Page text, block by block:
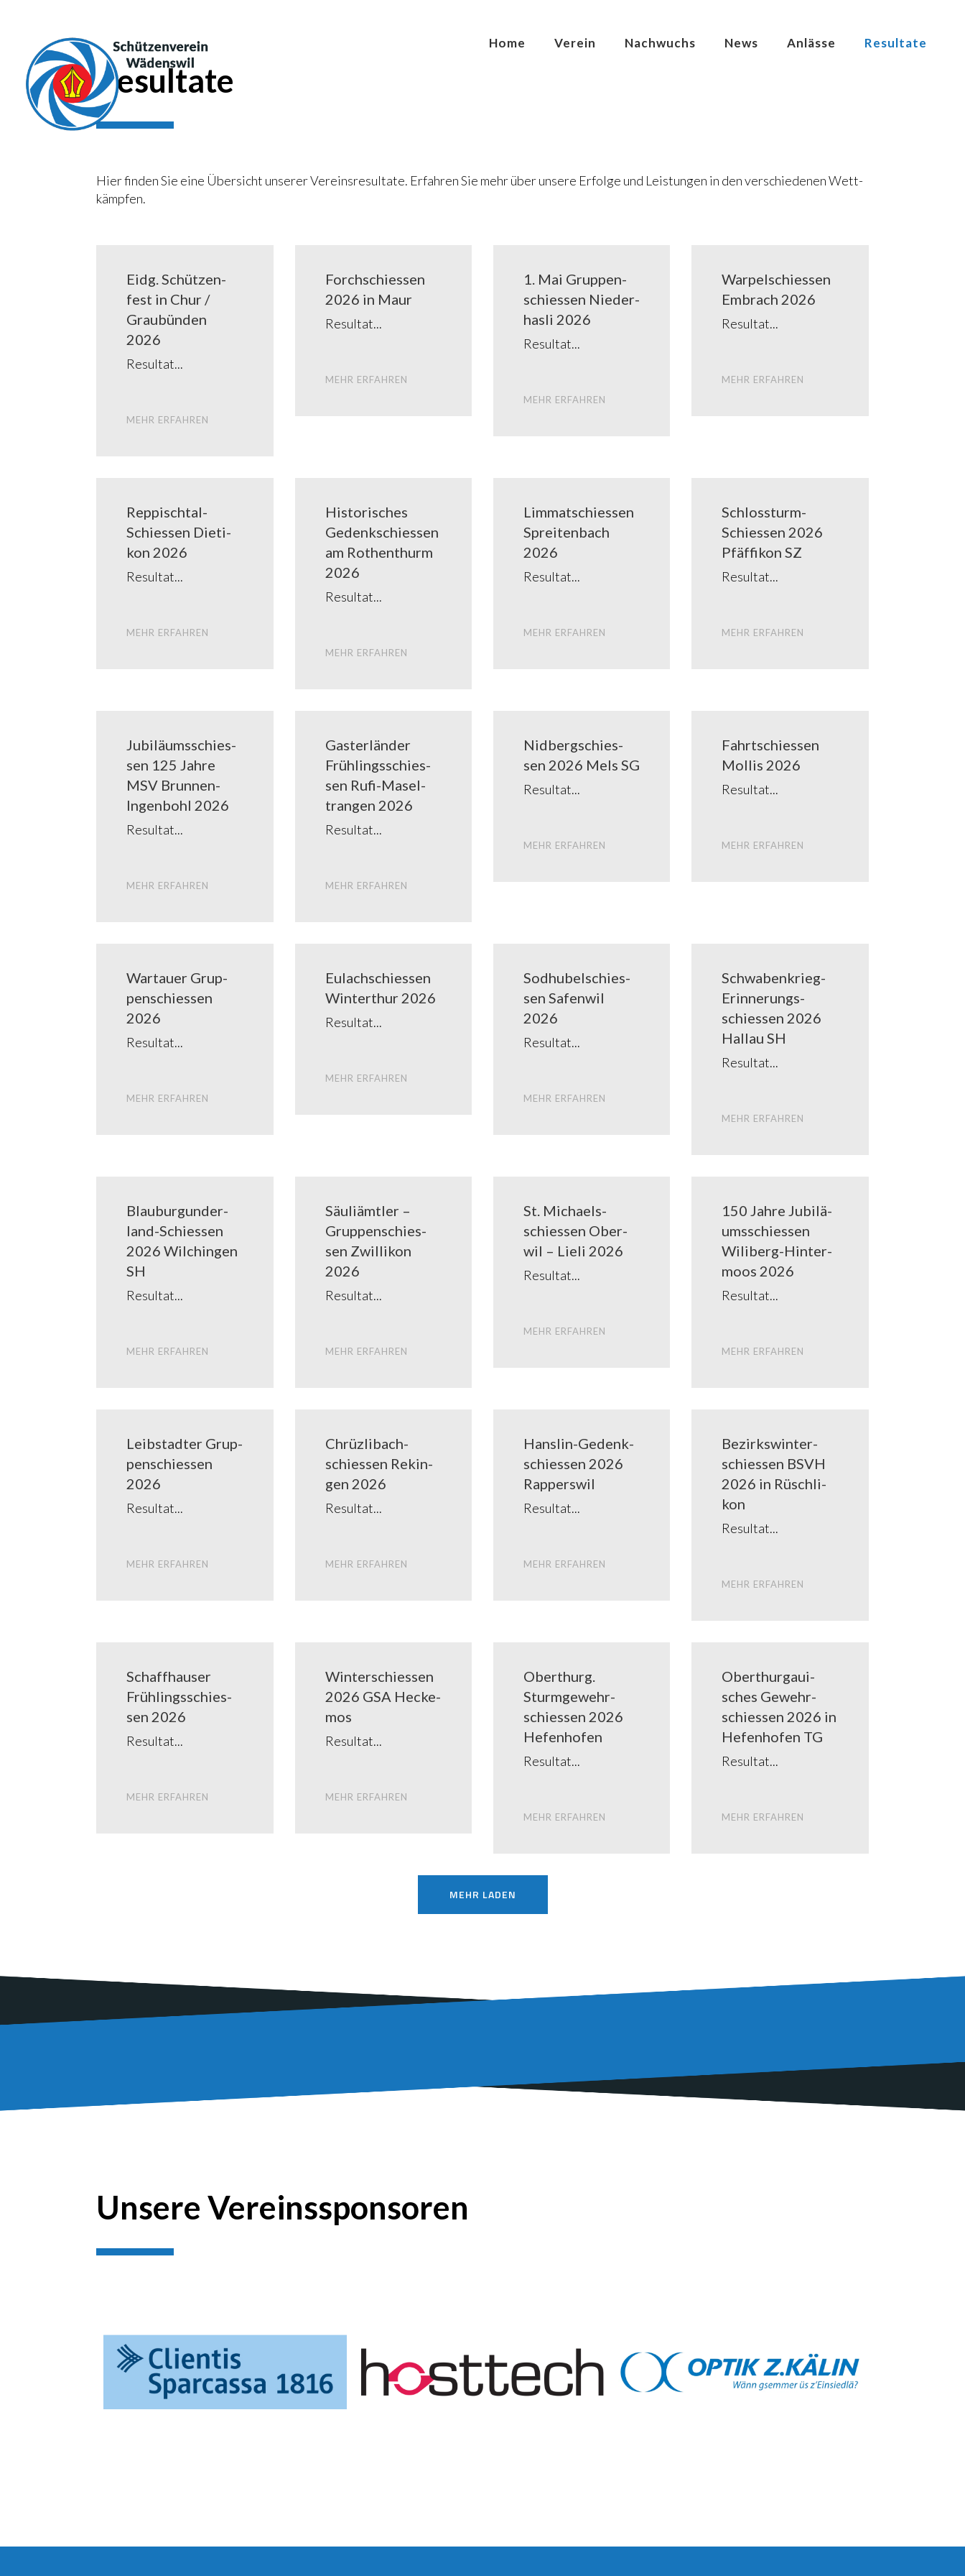
Home Ver­ein Nach­wuchs News Anläs­se Resul­ta­te
Resul­ta­te
Hier fin­den Sie eine Über­sicht unse­rer Ver­eins­re­sul­ta­te. Erfah­ren Sie mehr über unse­re Erfol­ge und Lei­stun­gen in den ver­schie­de­nen Wett­
kämp­fen.
Eidg. Schüt­zen­
fest in Chur /
Grau­bün­den
2026
Resul­tat
MEHR ERFAH­REN
Forch­schies­sen
2026 in Maur
Resul­tat
MEHR ERFAH­REN
1. Mai Grup­pen­
schies­sen Nie­der­
has­li 2026
Resul­tat
MEHR ERFAH­REN
War­pel­schies­sen
Embrach 2026
Resul­tat
MEHR ERFAH­REN
Rep­­pi­sch­tal-
Schies­­sen Die­ti­
kon 2026
Resul­tat
MEHR ERFAH­REN
Histo­ri­sches
Gedenk­schies­sen
am Rothen­thurm
2026
Resul­tat
MEHR ERFAH­REN
Lim­mat­schies­sen
Sprei­ten­bach
2026
Resul­tat
MEHR ERFAH­REN
Schlos­s­turm-
Schies­­sen 2026
Pfäf­fi­kon SZ
Resul­tat
MEHR ERFAH­REN
Jubi­lä­ums­schies­
sen 125 Jah­re
MSV Brun­­­nen-
Ingen­­bohl 2026
Resul­tat
MEHR ERFAH­REN
Gaster­län­der
Früh­lings­schies­
sen Rufi-Masel­
tran­­gen 2026
Resul­tat
MEHR ERFAH­REN
Nid­berg­schies­
sen 2026 Mels SG
Resul­tat
MEHR ERFAH­REN
Fahrt­schies­sen
Mol­lis 2026
Resul­tat
MEHR ERFAH­REN
War­tau­er Grup­
pen­schies­sen
2026
Resul­tat
MEHR ERFAH­REN
Eulach­schies­sen
Win­ter­thur 2026
Resul­tat
MEHR ERFAH­REN
Sod­hub­el­schies­
sen Safen­wil
2026
Resul­tat
MEHR ERFAH­REN
Schwa­­ben­­krieg-
Erin­­ne­rungs­­­
schies­­sen 2026
Hallau SH
Resul­tat
MEHR ERFAH­REN
Blau­­­bur­­gun­­­der­­
land-Schies­­sen
2026 Wil­chin­gen
SH
Resul­tat
MEHR ERFAH­REN
Säu­liämt­ler –
Grup­pen­schies­
sen Zwil­li­kon
2026
Resul­tat
MEHR ERFAH­REN
St. Michaels­
schies­sen Ober­
wil – Lie­li 2026
Resul­tat
MEHR ERFAH­REN
150 Jah­re Jubi­lä­
ums­schies­sen
Wili­­berg-Hin­ter­­
moos 2026
Resul­tat
MEHR ERFAH­REN
Leib­stadter Grup­
pen­schies­sen
2026
Resul­tat
MEHR ERFAH­REN
Chrüz­lib­ach­
schies­sen Rekin­
gen 2026
Resul­tat
MEHR ERFAH­REN
Han­s­­lin-Geden­k­­
schies­­sen 2026
Rap­pers­wil
Resul­tat
MEHR ERFAH­REN
Bezirks­winter­
schiessen BSVH
2026 in Rüsch­li­
kon
Resul­tat
MEHR ERFAH­REN
Schaff­hau­ser
Früh­lings­schies­
sen 2026
Resul­tat
MEHR ERFAH­REN
Win­ter­schies­sen
2026 GSA Hecke­
mos
Resul­tat
MEHR ERFAH­REN
Ober­thurg.
Sturm­ge­wehr­
schies­sen 2026
Hefen­ho­fen
Resul­tat
MEHR ERFAH­REN
Ober­thur­gaui­
sches Gewehr­
schies­sen 2026 in
Hefen­ho­fen TG
Resul­tat
MEHR ERFAH­REN
MEHR LADEN
Unse­re Ver­eins­spon­so­ren